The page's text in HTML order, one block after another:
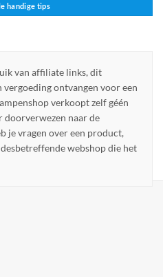
handige tips
van affiliate links, dit
ontvangen voor een
verkoopt zelf géén
naar de
je vragen over een product,
webshop die het